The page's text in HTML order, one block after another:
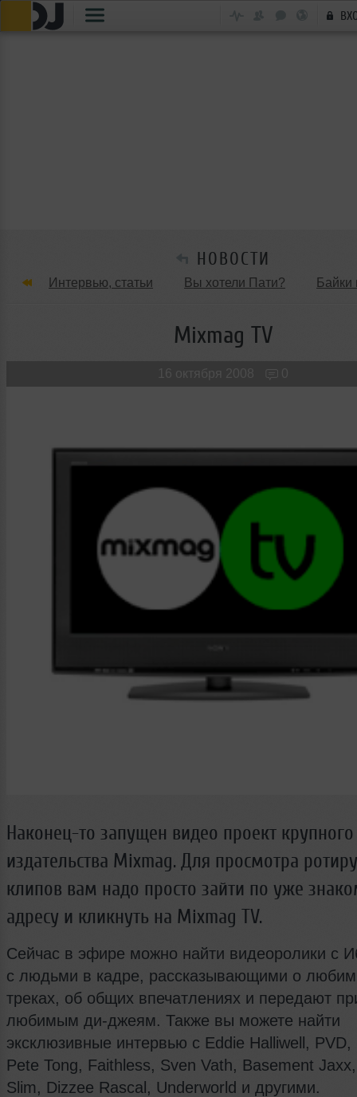
НОВОСТИ
Интервью, статьи Вы хотели Пати? Байки
Обзоры Вечеринок и
Mixmag TV
Наконец-то запущен видео проект
издательства Mixmag. Для просмотра
клипов вам надо просто зайти по уже
адресу и кликнуть на Mixmag TV.
Сейчас в эфире можно найти видеоролики с
с людьми в кадре, рассказывающими о
треках, об общих впечатлениях и передают
любимым ди-джеям. Также вы можете найти
эксклюзивные интервью с Eddie Halliwell, PVD,
Pete Tong, Faithless, Sven Vath, Basement
Slim, Dizzee Rascal, Underworld и другими.